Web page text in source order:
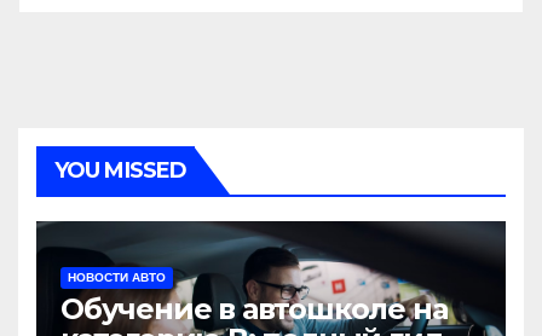
YOU MISSED
НОВОСТИ АВТО
Обучение в автошколе на